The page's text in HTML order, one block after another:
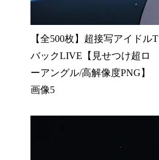
【全500枚】超接写アイドルT
バックLIVE【見せつけ超ロ
ーアングル/高解像度PNG】
画像5